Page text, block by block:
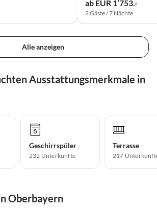
ab EUR 1’753.-
2 Gäste / 7 Nächte
Alle anzeigen
Ausstattungsmerkmale in
Geschirrspüler
232 Unterkünfte
Terrasse
217
Oberbayern